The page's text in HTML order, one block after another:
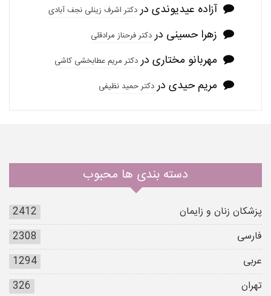
آزاده عیدیوندی دردکتر اشرف زینلی نجف آبادی
زهرا حسینی دردکتر فرحناز مرادقلی
مهربانو مختاری دردکتر مریم عطابخشی کاشی
مریم حیدی دردکتر حمید نظیفی
دسته بندی ها محبوب
پزشکان زنان و زایمان
2412
فارسی
2308
عربی
1294
تهران
326